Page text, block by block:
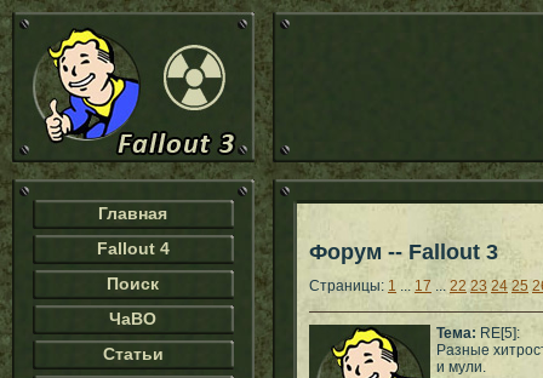
Главная
Fallout 4
Поиск
ЧаВО
Статьи
Форум -- Fallout 3
Страницы: 1 ... 17 ... 22 23 24 25
Тема: RE[5]:
Разные
и мули.